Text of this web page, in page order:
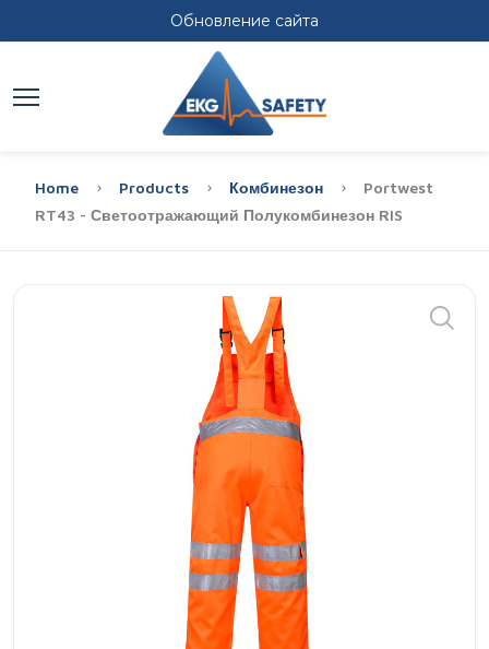
Обновление сайта
Home Products Комбинезон
Portwest
RT43 - Светоотражающий Полукомбинезон RIS